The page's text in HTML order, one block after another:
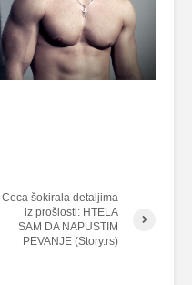
Ceca šokirala detaljima
iz prošlosti: HTELA
SAM DA NAPUSTIM
PEVANJE (Story.rs)